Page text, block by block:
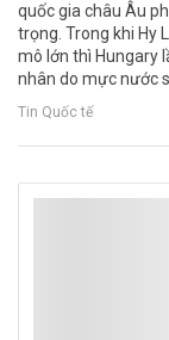
quốc gia châu Âu
trọng. Trong khi Hy
mô lớn thì Hungary
nhân do mực nước
Tin Quốc tế